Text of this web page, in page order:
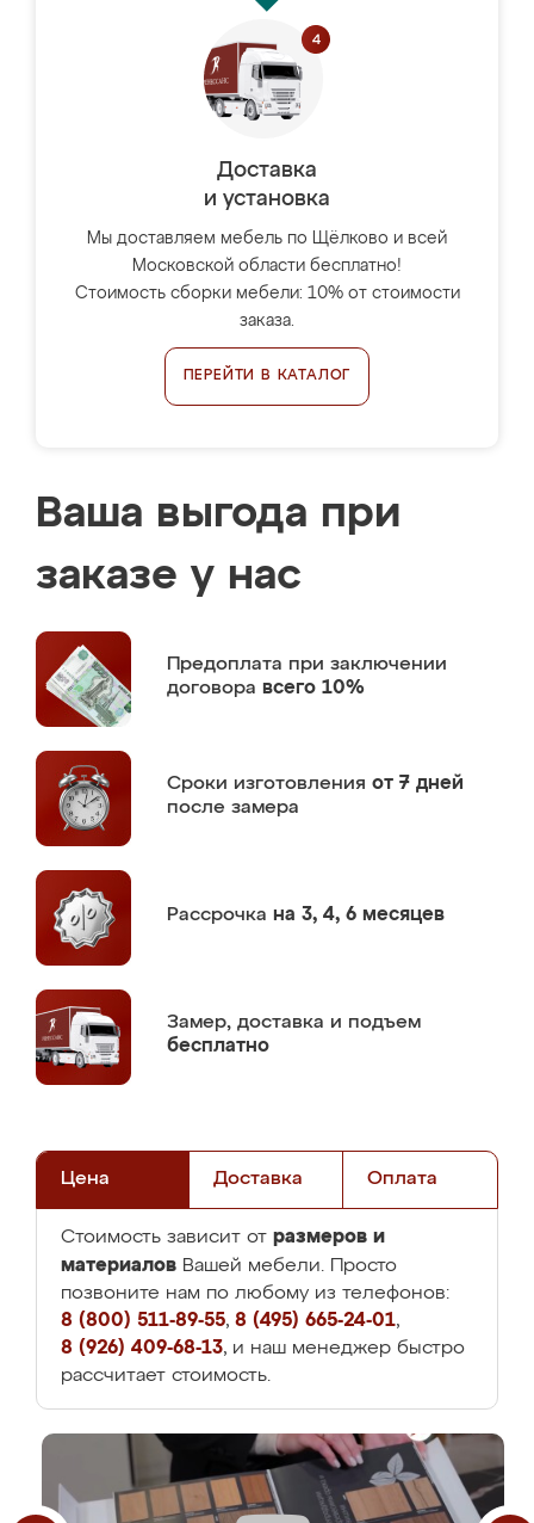
Доставка
и установка
Мы доставляем мебель по Щёлково и всей
Московской области бесплатно!
Стоимость сборки мебели: 10% от стоимости
заказа.
ПЕРЕЙТИ В КАТАЛОГ
Ваша выгода при
заказе у нас
Предоплата при заключении
договора всего 10%
Сроки изготовления от 7 дней
после замера
Рассрочка на 3, 4, 6 месяцев
Замер, доставка и подъем
бесплатно
Цена Доставка Оплата
Стоимость зависит от размеров и
материалов Вашей мебели. Просто
позвоните нам по любому из телефонов:
8 (800) 511-89-55, 8 (495) 665-24-01,
8 (926) 409-68-13, и наш менеджер быстро
рассчитает стоимость.